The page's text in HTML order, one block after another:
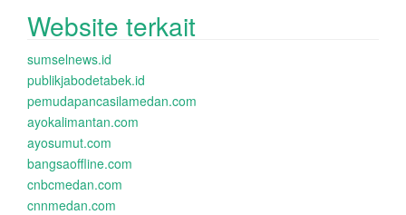
Website terkait
sumselnews.id
publikjabodetabek.id
pemudapancasilamedan.com
ayokalimantan.com
ayosumut.com
bangsaoffline.com
cnbcmedan.com
cnnmedan.com